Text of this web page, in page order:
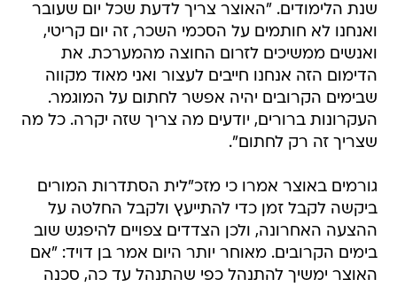
שנת הלימודים. "האוצר צריך לדעת שכל יום שעובר
ואנחנו לא חותמים על הסכמי השכר, זה יום קריטי,
ואנשים ממשיכים לזרום החוצה מהמערכת. את
הדימום הזה אנחנו חייבים לעצור ואני מאוד מקווה
שבימים הקרובים יהיה אפשר לחתום על המוגמר.
העקרונות ברורים, יודעים מה צריך שזה יקרה. כל מה
שצריך זה רק לחתום".
גורמים באוצר אמרו כי מזכ"לית הסתדרות המורים
ביקשה לקבל זמן כדי להתייעץ ולקבל החלטה על
ההצעה האחרונה, ולכן הצדדים צפויים להיפגש שוב
בימים הקרובים. מאוחר יותר היום אמר בן דויד: "אם
האוצר ימשיך להתנהל כפי שהתנהל עד כה, סכנה